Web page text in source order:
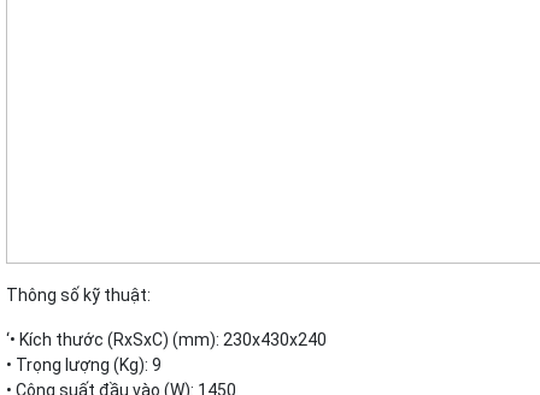
Thông số kỹ thuật:
‘• Kích thước (RxSxC) (mm): 230x430x240
• Trọng lượng (Kg): 9
• Công suất đầu vào (W): 1450